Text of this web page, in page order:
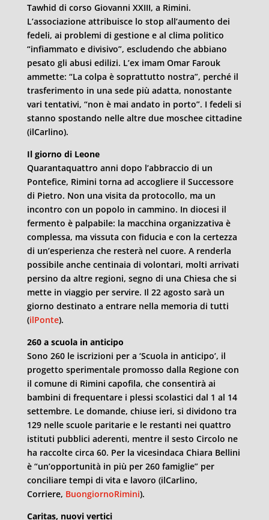
Tawhid di corso Giovanni XXIII, a Rimini.
L’associazione attribuisce lo stop all’aumento dei
fedeli, ai problemi di gestione e al clima politico
“infiammato e divisivo”, escludendo che abbiano
pesato gli abusi edilizi. L’ex imam Omar Farouk
ammette: “La colpa è soprattutto nostra”, perché il
trasferimento in una sede più adatta, nonostante
vari tentativi, “non è mai andato in porto”. I fedeli si
stanno spostando nelle altre due moschee cittadine
(ilCarlino).
Il giorno di Leone
Quarantaquattro anni dopo l’abbraccio di un
Pontefice, Rimini torna ad accogliere il Successore
di Pietro. Non una visita da protocollo, ma un
incontro con un popolo in cammino. In diocesi il
fermento è palpabile: la macchina organizzativa è
complessa, ma vissuta con fiducia e con la certezza
di un’esperienza che resterà nel cuore. A renderla
possibile anche centinaia di volontari, molti arrivati
persino da altre regioni, segno di una Chiesa che si
mette in viaggio per servire. Il 22 agosto sarà un
giorno destinato a entrare nella memoria di tutti
(ilPonte).
260 a scuola in anticipo
Sono 260 le iscrizioni per a ‘Scuola in anticipo’, il
progetto sperimentale promosso dalla Regione con
il comune di Rimini capofila, che consentirà ai
bambini di frequentare i plessi scolastici dal 1 al 14
settembre. Le domande, chiuse ieri, si dividono tra
129 nelle scuole paritarie e le restanti nei quattro
istituti pubblici aderenti, mentre il sesto Circolo ne
ha raccolte circa 60. Per la vicesindaca Chiara Bellini
è “un’opportunità in più per 260 famiglie” per
conciliare tempi di vita e lavoro (ilCarlino,
Corriere, BuongiornoRimini).
Caritas, nuovi vertici